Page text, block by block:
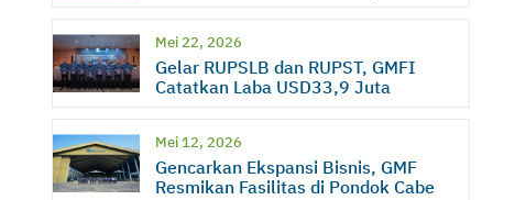
Mei 22, 2026
Gelar RUPSLB dan RUPST, GMFI
Catatkan Laba USD33,9 Juta
Mei 12, 2026
Gencarkan Ekspansi Bisnis, GMF
Resmikan Fasilitas di Pondok Cabe